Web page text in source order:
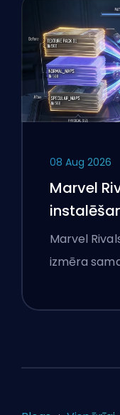
08 Aug 2026
Marvel
Marvel
izmēra